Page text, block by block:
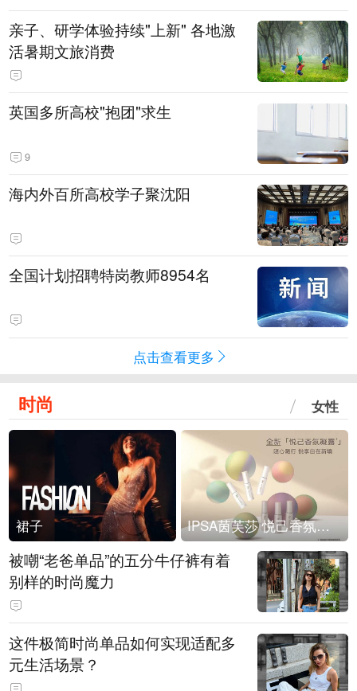
亲子、研学体验持续"上新" 各地激
活暑期文旅消费
英国多所高校"抱团"求生
9
海内外百所高校学子聚沈阳
全国计划招聘特岗教师8954名
点击查看更多
时尚 女性
裙子 IPSA茵芙莎 悦己香氛凝露上市
被嘲“老爸单品”的五分牛仔裤有着
别样的时尚魔力
这件极简时尚单品如何实现适配多
元生活场景？